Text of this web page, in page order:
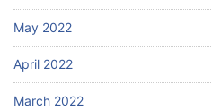
May 2022
April 2022
March 2022